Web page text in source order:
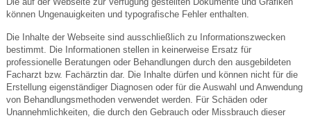
können Ungenauigkeiten und typografische Fehler enthalten.
Die Inhalte der Webseite sind ausschließlich zu Informationszwecken
bestimmt. Die Informationen stellen in keinerweise Ersatz für
professionelle Beratungen oder Behandlungen durch den ausgebildeten
Facharzt bzw. Fachärztin dar. Die Inhalte dürfen und können nicht für die
Erstellung eigenständiger Diagnosen oder für die Auswahl und Anwendung
von Behandlungsmethoden verwendet werden. Für Schäden oder
Unannehmlichkeiten, die durch den Gebrauch oder Missbrauch dieser